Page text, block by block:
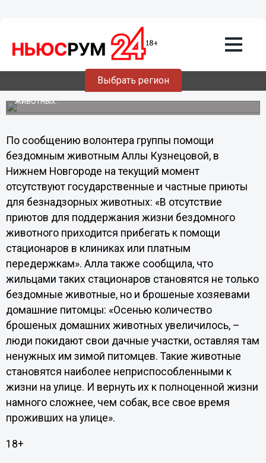
Выбрать регион
Государственные приюты для
бездомных животных в Нижнем
Новгороде отсутствуют, – Кузнецова
Также отсутствуют и частные приюты для бездомных
животных.
По сообщению волонтера группы помощи
бездомным животным Аллы Кузнецовой, в
Нижнем Новгороде на текущий момент
отсутствуют государственные и частные приюты
для безнадзорных животных: «В отсутствие
приютов для поддержания жизни бездомного
животного приходится прибегать к помощи
стационаров в клиниках или платным
передержкам». Алла также сообщила, что
жильцами таких стационаров становятся не только
бездомные животные, но и брошеные хозяевами
домашние питомцы: «Осенью количество
брошеных домашних животных увеличилось, –
люди покидают свои дачные участки, оставляя там
ненужных им зимой питомцев. Такие животные
становятся наиболее неприспособленными к
жизни на улице. И вернуть их к полноценной жизни
намного сложнее, чем собак, все свое время
проживших на улице».
18+